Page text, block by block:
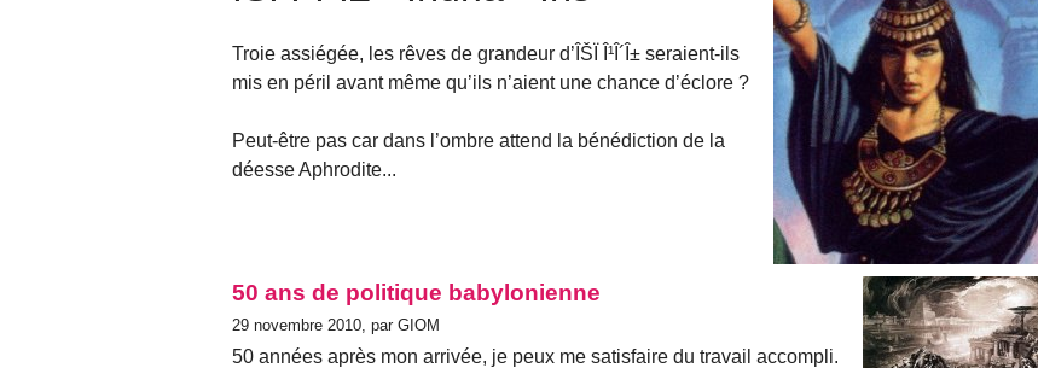
Troie assiégée, les rêves de grandeur d’ÎŠÏ Î¹Î´Î± seraient-ils
mis en péril avant même qu’ils n’aient une chance d’éclore ?
Peut-être pas car dans l’ombre attend la bénédiction de la
déesse Aphrodite...
50 ans de politique babylonienne
29 novembre 2010, par GIOM
50 années après mon arrivée, je peux me satisfaire du travail accompli.